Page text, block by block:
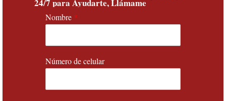
24/7 para Ayudarte, Llámame
Nombre *
Número de celular